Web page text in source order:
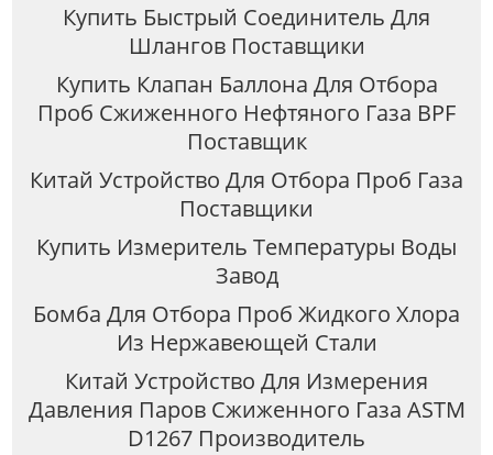
Купить Быстрый Соединитель Для
Шлангов Поставщики
Купить Клапан Баллона Для Отбора
Проб Сжиженного Нефтяного Газа BPF
Поставщик
Китай Устройство Для Отбора Проб Газа
Поставщики
Купить Измеритель Температуры Воды
Завод
Бомба Для Отбора Проб Жидкого Хлора
Из Нержавеющей Стали
Китай Устройство Для Измерения
Давления Паров Сжиженного Газа ASTM
D1267 Производитель